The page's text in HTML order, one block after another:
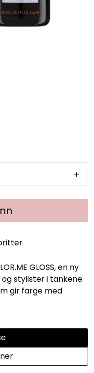
+
GLOSS, en ny
stylister i tankene:
gir farge med